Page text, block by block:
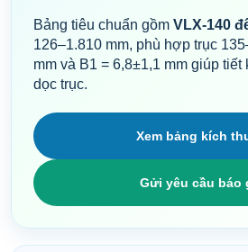
Bảng tiêu chuẩn gồm VLX-140
126–1.810 mm, phù hợp trục
mm và B1 = 6,8±1,1 mm giúp tiết
dọc trục.
Xem bảng kích
Gửi yêu cầu báo